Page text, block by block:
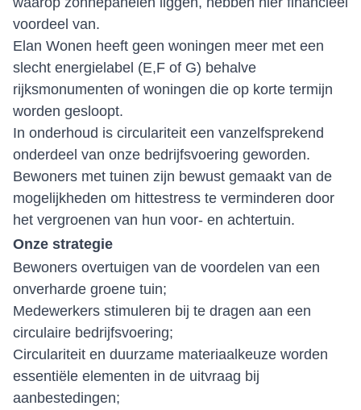
voordeel van.
Elan Wonen heeft geen woningen meer met een
slecht energielabel (E,F of G) behalve
rijksmonumenten of woningen die op korte termijn
worden gesloopt.
In onderhoud is circulariteit een vanzelfsprekend
onderdeel van onze bedrijfsvoering geworden.
Bewoners met tuinen zijn bewust gemaakt van de
mogelijkheden om hittestress te verminderen door
het vergroenen van hun voor- en achtertuin.
Onze strategie
Bewoners overtuigen van de voordelen van een
onverharde groene tuin;
Medewerkers stimuleren bij te dragen aan een
circulaire bedrijfsvoering;
Circulariteit en duurzame materiaalkeuze worden
essentiële elementen in de uitvraag bij
aanbestedingen;